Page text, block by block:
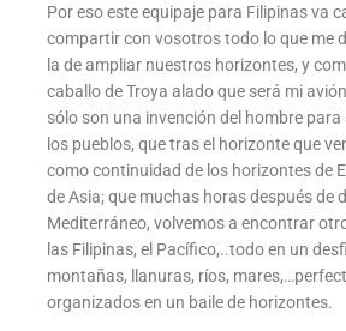
Por eso este equipaje para Filipinas va
compartir con vosotros todo lo que me
la de ampliar nuestros horizontes, y
caballo de Troya alado que será mi
sólo son una invención del hombre
los pueblos, que tras el horizonte que
como continuidad de los horizontes de
de Asia; que muchas horas después de
Mediterráneo, volvemos a encontrar
las Filipinas, el Pacífico,..todo en un
montañas, llanuras, ríos,
organizados en un baile de horizontes.